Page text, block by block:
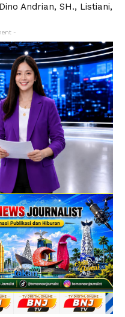
Andrian, SH., Listiani,
-